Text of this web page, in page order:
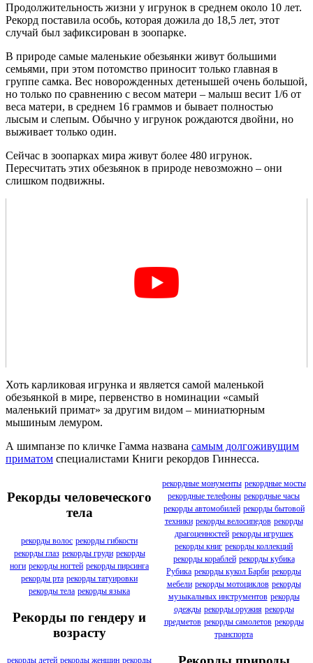
Продолжительность жизни у игрунок в среднем около 10 лет.
Рекорд поставила особь, которая дожила до 18,5 лет, этот
случай был зафиксирован в зоопарке.
В природе самые маленькие обезьянки живут большими
семьями, при этом потомство приносит только главная в
группе самка. Вес новорожденных детенышей очень большой,
но только по сравнению с весом матери – малыш весит 1/6 от
веса матери, в среднем 16 граммов и бывает полностью
лысым и слепым. Обычно у игрунок рождаются двойни, но
выживает только один.
Сейчас в зоопарках мира живут более 480 игрунок.
Пересчитать этих обезьянок в природе невозможно – они
слишком подвижны.
Хоть карликовая игрунка и является самой маленькой
обезьянкой в мире, первенство в номинации «самый
маленький примат» за другим видом – миниатюрным
мышиным лемуром.
А шимпанзе по кличке Гамма названа самым долгоживущим
приматом специалистами Книги рекордов Гиннесса.
Рекорды человеческого
тела
рекорды волос рекорды гибкости
рекорды глаз рекорды груди рекорды
ноги рекорды ногтей рекорды пирсинга
рекорды рта рекорды татуировки
рекорды тела рекорды языка
Рекорды по гендеру и
возрасту
рекорды детей рекорды женщин рекорды
рекордные монументы рекордные мосты
рекордные телефоны рекордные часы
рекорды автомобилей рекорды бытовой
техники рекорды велосипедов рекорды
драгоценностей рекорды игрушек
рекорды книг рекорды коллекций
рекорды кораблей рекорды кубика
Рубика рекорды кукол Барби рекорды
мебели рекорды мотоциклов рекорды
музыкальных инструментов рекорды
одежды рекорды оружия рекорды
предметов рекорды самолетов рекорды
транспорта